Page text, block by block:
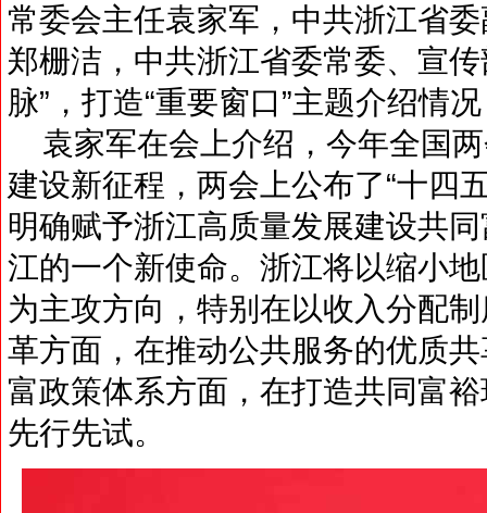
常委会主任袁家军，中共浙江省
郑栅洁，中共浙江省委常委、宣
脉”，打造“重要窗口”主题介绍情
袁家军在会上介绍，今年全国
建设新征程，两会上公布了“十四
明确赋予浙江高质量发展建设共
江的一个新使命。浙江将以缩小
为主攻方向，特别在以收入分配
革方面，在推动公共服务的优质
富政策体系方面，在打造共同富
先行先试。